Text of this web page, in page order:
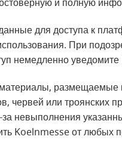
и полную
для доступа к
При
немедленно
материалы,
червей или троянских
невыполнения
Koelnmesse от любых